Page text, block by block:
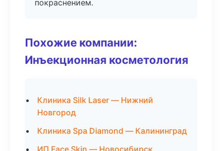
покраснением.
Похожие компании:
Инъекционная косметология
Клиника Silk Laser — Нижний
Новгород
Клиника Spa Diamond — Калининград
ИП Face Skin — Новосибирск